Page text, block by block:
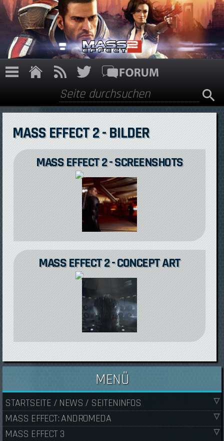
Direkt zum Inhalt
Suchformular
Suche
MASS EFFECT 2 - BILDER
MASS EFFECT 2 - SCREENSHOTS
MASS EFFECT 2 - CONCEPT ART
MENÜ
STARTSEITE / NEWS / SEITENINFOS
MASS EFFECT: ANDROMEDA
MASS EFFECT 3